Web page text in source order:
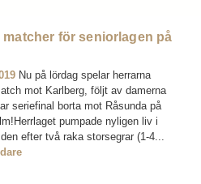
matcher för seniorlagen på
Nu på lördag spelar herrarna
mot Karlberg, följt av damerna
seriefinal borta mot Råsunda på
pumpade nyligen liv i
efter två raka storsegrar (1-4...